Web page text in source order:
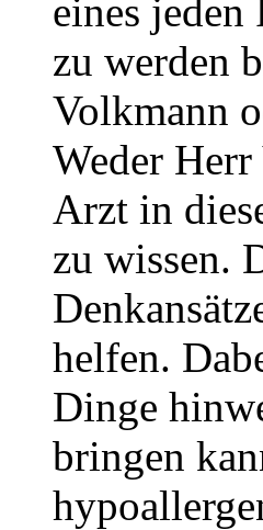
eines
zu werden
Volkmann
Weder
Arzt in
zu wissen.
helfen.
Dinge
bringen